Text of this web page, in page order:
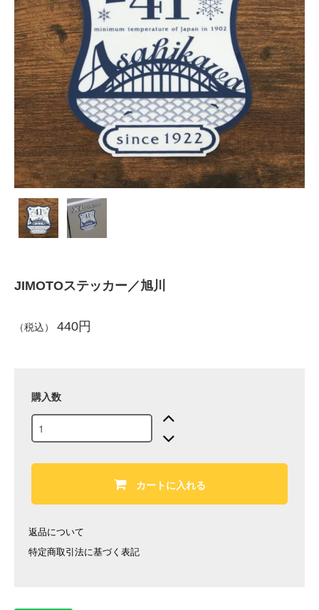
JIMOTOステッカー／旭川
（税込） 440円
購入数
カートに入れる
返品について
特定商取引法に基づく表記